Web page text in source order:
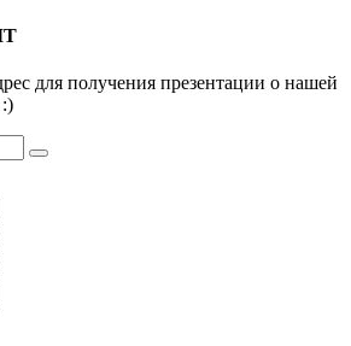
для получения презентации о нашей